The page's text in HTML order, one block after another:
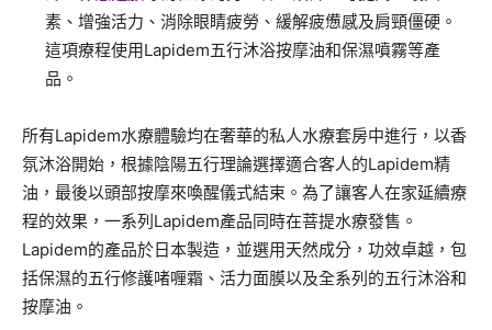
素、增強活力、消除眼睛疲勞、緩解疲憊感及肩頸僵硬。
這項療程使用Lapidem五行沐浴按摩油和保濕噴霧等產
品。
所有Lapidem水療體驗均在奢華的私人水療套房中進行，以香
氛沐浴開始，根據陰陽五行理論選擇適合客人的Lapidem精
油，最後以頭部按摩來喚醒儀式結束。為了讓客人在家延續療
程的效果，一系列Lapidem產品同時在菩提水療發售。
Lapidem的產品於日本製造，並選用天然成分，功效卓越，包
括保濕的五行修護啫喱霜、活力面膜以及全系列的五行沐浴和
按摩油。